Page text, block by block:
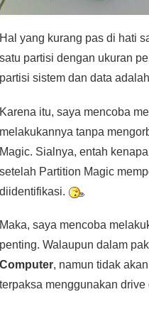
Hal yang kurang pas di hati
satu partisi dengan ukuran
partisi sistem dan data
Karena itu, saya mencoba
melakukannya tanpa
Magic. Sialnya, entah
setelah Partition Magic
diidentifikasi.
Maka, saya mencoba
penting. Walaupun dalam
Computer, namun tidak
terpaksa menggunakan